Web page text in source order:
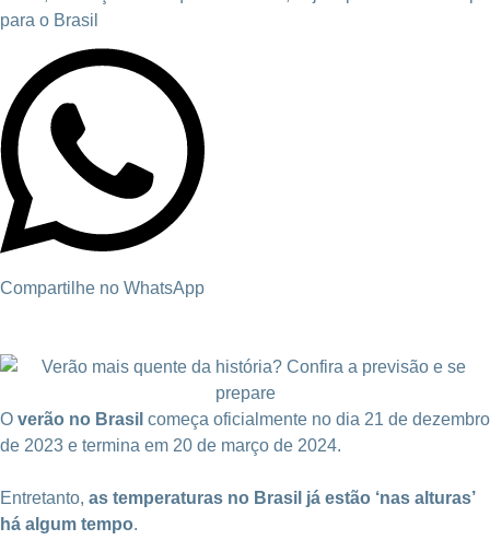
para o Brasil
Compartilhe no WhatsApp
O verão no Brasil começa oficialmente no dia 21 de dezembro
de 2023 e termina em 20 de março de 2024.
Entretanto, as temperaturas no Brasil já estão ‘nas alturas’
há algum tempo.